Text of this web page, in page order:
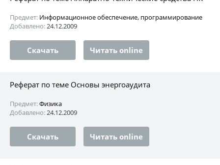
Предмет: Информационное обеспечение, программирование
Добавлено:24.12.2009
Скачать Читать online
Реферат по теме Основы энергоаудита
Предмет:Физика
Добавлено:24.12.2009
Скачать Читать online